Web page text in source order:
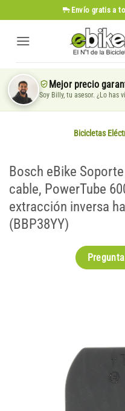
al
contenido
Envío gratis a
Mejor precio
Soy Billy, tu asesor. ¿Lo has
Bicicletas
Bosch eBike
cable, PowerTube
extracción inversa
(BBP38YY)